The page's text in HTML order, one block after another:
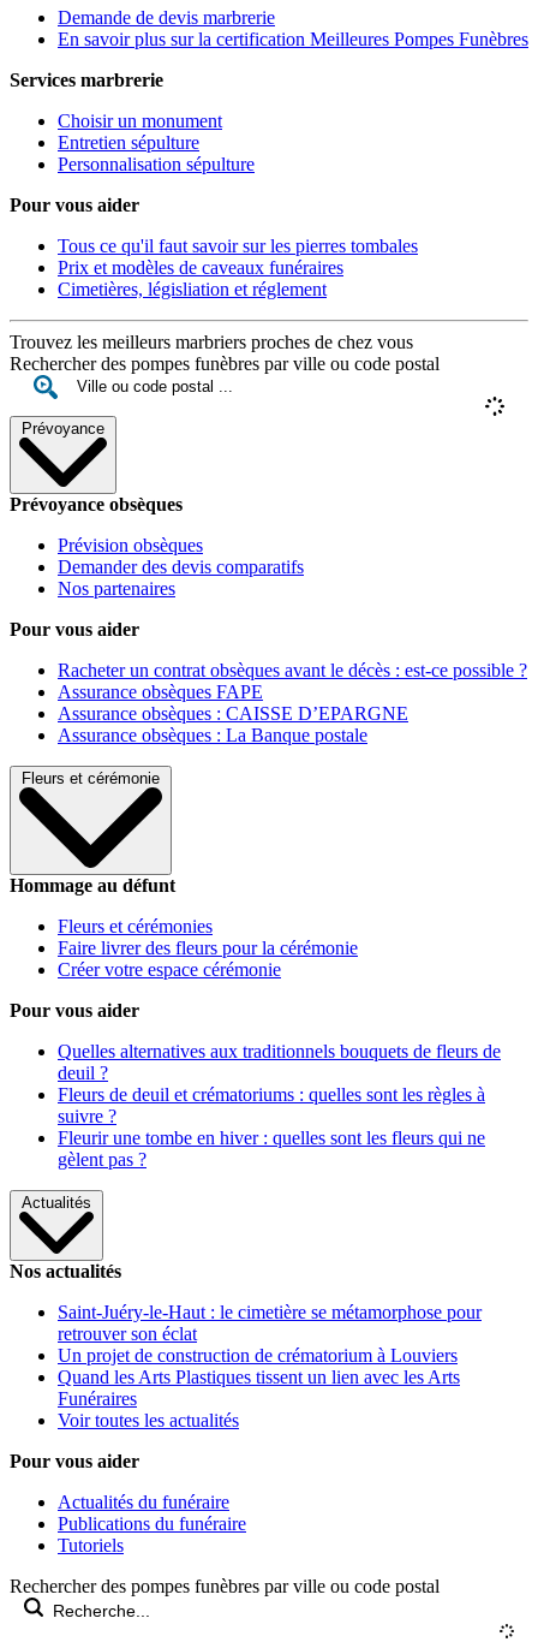
Demande de devis marbrerie
En savoir plus sur la certification Meilleures Pompes Funèbres
Services marbrerie
Choisir un monument
Entretien sépulture
Personnalisation sépulture
Pour vous aider
Tous ce qu'il faut savoir sur les pierres tombales
Prix et modèles de caveaux funéraires
Cimetières, législiation et réglement
Trouvez les meilleurs marbriers proches de chez vous
Rechercher des pompes funèbres par ville ou code postal
Prévoyance
Prévoyance obsèques
Prévision obsèques
Demander des devis comparatifs
Nos partenaires
Pour vous aider
Racheter un contrat obsèques avant le décès : est-ce possible ?
Assurance obsèques FAPE
Assurance obsèques : CAISSE D’EPARGNE
Assurance obsèques : La Banque postale
Fleurs et cérémonie
Hommage au défunt
Fleurs et cérémonies
Faire livrer des fleurs pour la cérémonie
Créer votre espace cérémonie
Pour vous aider
Quelles alternatives aux traditionnels bouquets de fleurs de
deuil ?
Fleurs de deuil et crématoriums : quelles sont les règles à
suivre ?
Fleurir une tombe en hiver : quelles sont les fleurs qui ne
gèlent pas ?
Actualités
Nos actualités
Saint-Juéry-le-Haut : le cimetière se métamorphose pour
retrouver son éclat
Un projet de construction de crématorium à Louviers
Quand les Arts Plastiques tissent un lien avec les Arts
Funéraires
Voir toutes les actualités
Pour vous aider
Actualités du funéraire
Publications du funéraire
Tutoriels
Rechercher des pompes funèbres par ville ou code postal